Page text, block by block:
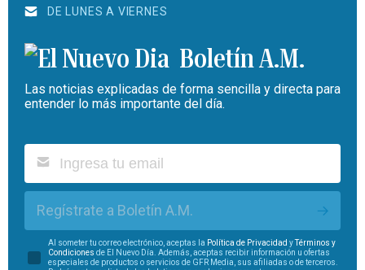
DE LUNES A VIERNES
Boletín A.M.
Las noticias explicadas de forma sencilla y directa para
entender lo más importante del día.
Regístrate a Boletín A.M.
Al someter tu correo electrónico, aceptas la Política de Privacidad y
Términos y
Condiciones de El Nuevo Día. Además, aceptas recibir información u ofertas
especiales de productos o servicios de GFR Media, sus afiliadas o de terceros.